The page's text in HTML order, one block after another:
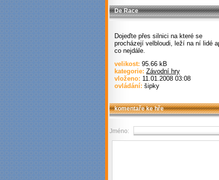
De Race
Dojeďte přes silnici na které se
procházejí velbloudi, leží na ní lidé
co nejdále.
velikost: 95.66 kB
kategorie: Závodní hry
vloženo: 11.01.2008 03:08
ovládání: šipky
komentaře ke hře
Jméno: